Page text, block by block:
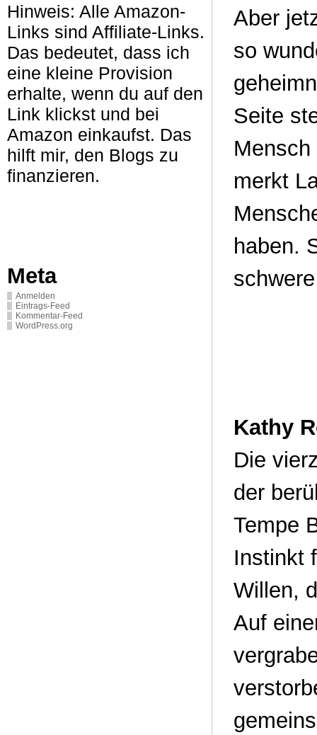
Hinweis: Alle Amazon-
Links sind Affiliate-Links.
Das bedeutet, dass ich
eine kleine Provision
erhalte, wenn du auf den
Link klickst und bei
Amazon einkaufst. Das
hilft mir, den Blogs zu
finanzieren.
Meta
Anmelden
Eintrags-Feed
Kommentar-Feed
WordPress.org
Aber
so
Seite
merkt
haben.
Kathy
Die
der
Tempe
Instinkt
Willen,
Auf